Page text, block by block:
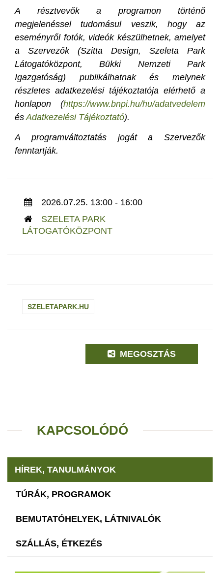
A résztvevők a programon történő
megjelenéssel tudomásul veszik, hogy az
eseményről fotók, videók készülhetnek, amelyet
a Szervezők (Szitta Design, Szeleta Park
Látogatóközpont, Bükki Nemzeti Park
Igazgatóság) publikálhatnak és melynek
részletes adatkezelési tájékoztatója elérhető a
honlapon (https://www.bnpi.hu/hu/adatvedelem
ésAdatkezelési Tájékoztató).
A programváltoztatás jogát a Szervezők
fenntartják.
2026.07.25. 13:00 - 16:00
SZELETA PARK
LÁTOGATÓKÖZPONT
SZELETAPARK.HU
MEGOSZTÁS
KAPCSOLÓDÓ
HÍREK, TANULMÁNYOK
TÚRÁK, PROGRAMOK
BEMUTATÓHELYEK, LÁTNIVALÓK
SZÁLLÁS, ÉTKEZÉS